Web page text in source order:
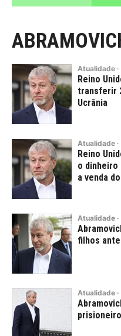
Atualidade ·
Reino
transferir
Ucrânia
Atualidade ·
Reino
o dinheiro
a venda
Atualidade ·
filhos
Atualidade ·